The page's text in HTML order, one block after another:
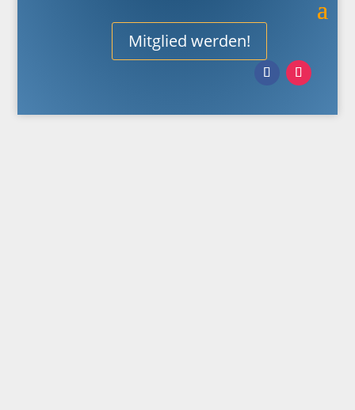
Mitglied werden!